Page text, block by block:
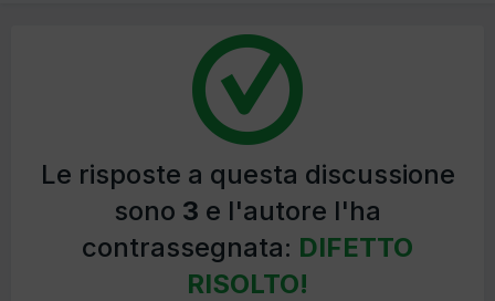
Le risposte a questa discussione
sono 3 e l'autore l'ha
contrassegnata: DIFETTO
RISOLTO!